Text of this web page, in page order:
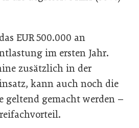
EUR 500.000 an
im ersten Jahr.
zusätzlich in der
kann auch noch die
geltend gemacht werden –